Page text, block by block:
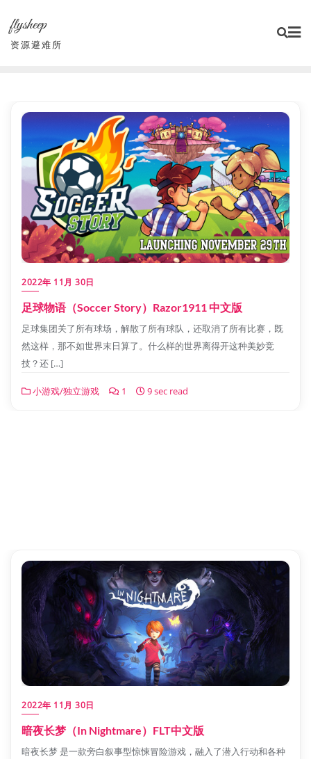
content
flysheep
资源避难所
2022年 11月 30日
足球物语（Soccer Story）Razor1911 中文版
足球集团关了所有球场，解散了所有球队，还取消了所有比赛，既
然这样，那不如世界末日算了。什么样的世界离得开这种美妙竞
技？还 […]
小游戏/独立游戏 1 9 sec read
2022年 11月 30日
暗夜长梦（In Nightmare）FLT中文版
暗夜长梦 是一款旁白叙事型惊悚冒险游戏，融入了潜入行动和各种